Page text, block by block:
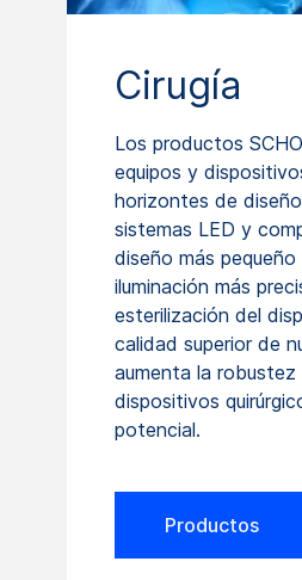
Cirugía
Los productos
equipos y
horizontes de
sistemas LED y
diseño más
iluminación más
esterilización del
calidad superior de
aumenta la
dispositivos
potencial.
Productos